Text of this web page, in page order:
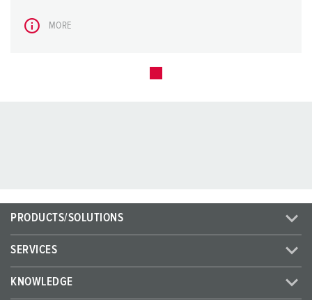
MORE
PRODUCTS/SOLUTIONS
SERVICES
KNOWLEDGE